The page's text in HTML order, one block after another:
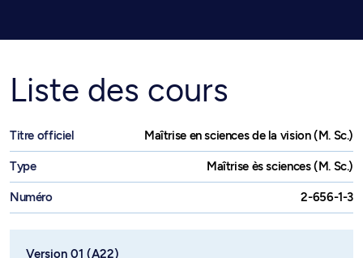
Liste des cours
Titre officiel Maîtrise en sciences de la vision (M. Sc.)
Type Maîtrise ès sciences (M. Sc.)
Numéro 2-656-1-3
Version 01 (A22)